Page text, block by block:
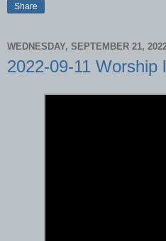
Share
WEDNESDAY, SEPTEMBER 21,
2022-09-11 Worship